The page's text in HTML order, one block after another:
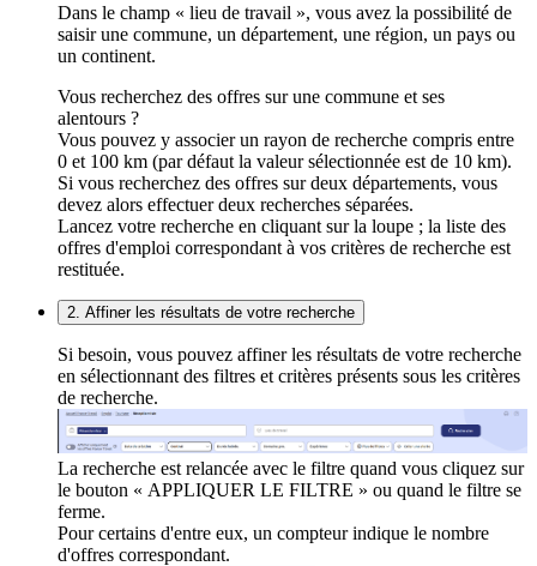
Dans le champ « lieu de travail », vous avez la possibilité de
saisir une commune, un département, une région, un pays ou
un continent.
Vous recherchez des offres sur une commune et ses
alentours ?
Vous pouvez y associer un rayon de recherche compris entre
0 et 100 km (par défaut la valeur sélectionnée est de 10 km).
Si vous recherchez des offres sur deux départements, vous
devez alors effectuer deux recherches séparées.
Lancez votre recherche en cliquant sur la loupe ; la liste des
offres d'emploi correspondant à vos critères de recherche est
restituée.
2. Affiner les résultats de votre recherche
Si besoin, vous pouvez affiner les résultats de votre recherche
en sélectionnant des filtres et critères présents sous les critères
de recherche.
La recherche est relancée avec le filtre quand vous cliquez sur
le bouton « APPLIQUER LE FILTRE » ou quand le filtre se
ferme.
Pour certains d'entre eux, un compteur indique le nombre
d'offres correspondant.